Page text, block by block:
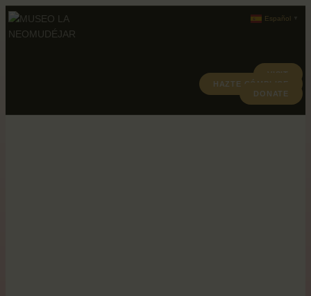
VISIT
HAZTE CÓMPLICE
DONATE
PROGRAMACION
Español